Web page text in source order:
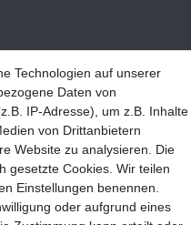
Deutschland
Technologien auf unserer
Daten von
IP-Adresse), um z.B. Inhalte
von Drittanbietern
Website zu analysieren. Die
gesetzte Cookies. Wir teilen
Einstellungen benennen.
oder aufgrund eines